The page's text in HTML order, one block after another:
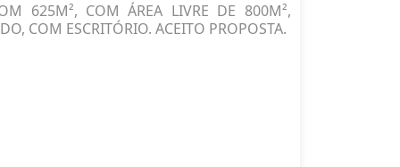
625M², COM ÁREA LIVRE DE 800M²,
COM ESCRITÓRIO. ACEITO PROPOSTA.